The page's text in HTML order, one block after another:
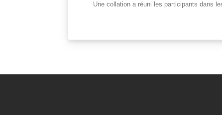
Une collation a réuni les participants dans